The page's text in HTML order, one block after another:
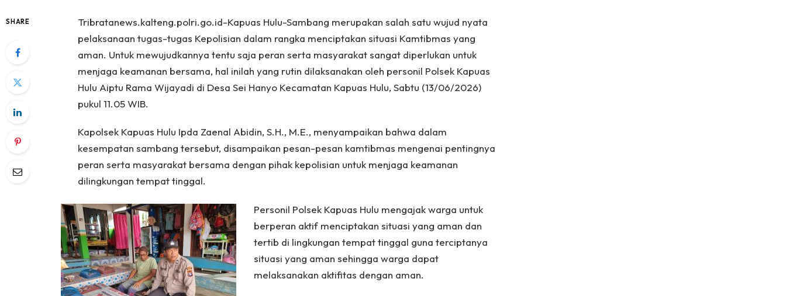
SHARE
Tribratanews.kalteng.polri.go.id-Kapuas Hulu-Sambang merupakan salah satu wujud nyata
pelaksanaan tugas-tugas Kepolisian dalam rangka menciptakan situasi Kamtibmas yang
aman. Untuk mewujudkannya tentu saja peran serta masyarakat sangat diperlukan untuk
menjaga keamanan bersama, hal inilah yang rutin dilaksanakan oleh personil Polsek Kapuas
Hulu Aiptu Rama Wijayadi di Desa Sei Hanyo Kecamatan Kapuas Hulu, Sabtu (13/06/2026)
pukul 11.05 WIB.
Kapolsek Kapuas Hulu Ipda Zaenal Abidin, S.H., M.E., menyampaikan bahwa dalam
kesempatan sambang tersebut, disampaikan pesan-pesan kamtibmas mengenai pentingnya
peran serta masyarakat bersama dengan pihak kepolisian untuk menjaga keamanan
dilingkungan tempat tinggal.
Personil Polsek Kapuas Hulu mengajak warga untuk
berperan aktif menciptakan situasi yang aman dan
tertib di lingkungan tempat tinggal guna terciptanya
situasi yang aman sehingga warga dapat
melaksanakan aktifitas dengan aman.